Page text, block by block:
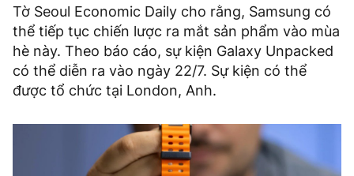
Tờ Seoul Economic Daily cho rằng, Samsung có
thể tiếp tục chiến lược ra mắt sản phẩm vào mùa
hè này. Theo báo cáo, sự kiện Galaxy Unpacked
có thể diễn ra vào ngày 22/7. Sự kiện có thể
được tổ chức tại London, Anh.